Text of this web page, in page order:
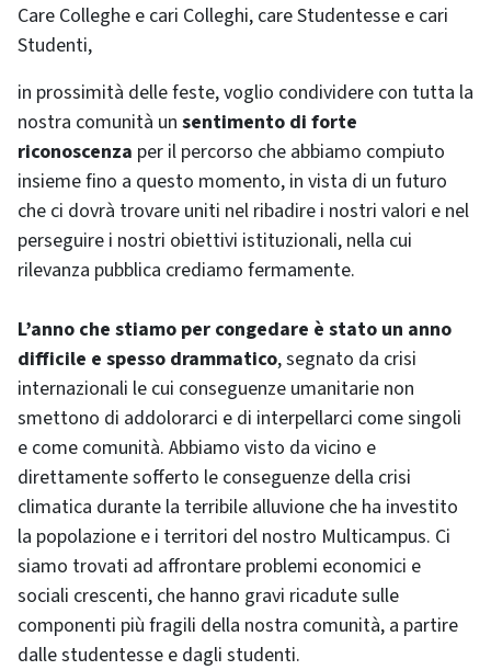
Care Colleghe e cari Colleghi, care Studentesse e cari
Studenti,
in prossimità delle feste, voglio condividere con tutta la
nostra comunità un sentimento di forte
riconoscenza per il percorso che abbiamo compiuto
insieme fino a questo momento, in vista di un futuro
che ci dovrà trovare uniti nel ribadire i nostri valori e nel
perseguire i nostri obiettivi istituzionali, nella cui
rilevanza pubblica crediamo fermamente.
L’anno che stiamo per congedare è stato un anno
difficile e spesso drammatico, segnato da crisi
internazionali le cui conseguenze umanitarie non
smettono di addolorarci e di interpellarci come singoli
e come comunità. Abbiamo visto da vicino e
direttamente sofferto le conseguenze della crisi
climatica durante la terribile alluvione che ha investito
la popolazione e i territori del nostro Multicampus. Ci
siamo trovati ad affrontare problemi economici e
sociali crescenti, che hanno gravi ricadute sulle
componenti più fragili della nostra comunità, a partire
dalle studentesse e dagli studenti.